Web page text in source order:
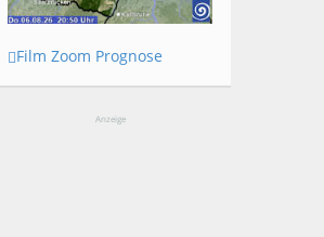
Film Zoom Prognose
Anzeige